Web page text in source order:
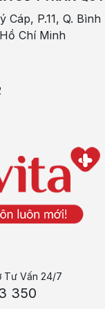
Cáp, P.11, Q. Bình
Chí Minh
Tư Vấn 24/7
350